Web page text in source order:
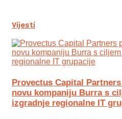
Vijesti
Provectus Capital
novu kompaniju Burra s
izgradnje regionalne IT